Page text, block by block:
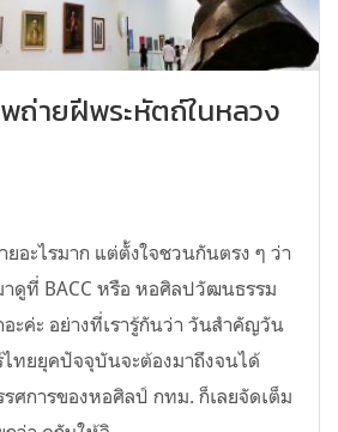
ถ่ายฝีพระหัตถ์ในหลวง
ยอะไรมาก แต่ตั้งใจชวนกันตรง ๆ ว่า
าดูที่ BACC หรือ หอศิลปวัฒนธรรม
ะค่ะ อย่างที่เรารู้กันว่า วันสำคัญวัน
ทยยุคปัจจุบันจะต้องมาถึงจนได้
ศการของหอศิลป์ กทม. ก็เลยจัดเต็ม